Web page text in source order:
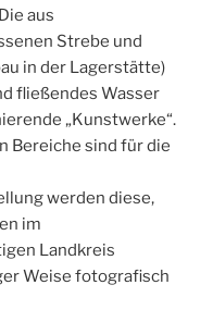
aus
Strebe und
in der Lagerstätte)
fließendes Wasser
„Kunstwerke“.
Bereiche sind für die
werden diese,
im
Landkreis
Weise fotografisch